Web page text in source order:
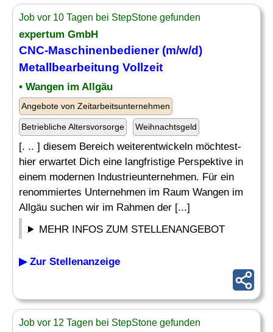
Job vor 10 Tagen bei StepStone gefunden
expertum GmbH
CNC-Maschinenbediener(m/w/d)
Metallbearbeitung Vollzeit
• Wangen im Allgäu
Angebote von Zeitarbeitsunternehmen
Betriebliche Altersvorsorge Weihnachtsgeld
[. .. ] diesem Bereich weiterentwickeln möchtest-
hier erwartet Dich eine langfristige Perspektive in
einem modernen Industrieunternehmen. Für ein
renommiertes Unternehmen im Raum Wangen im
Allgäu suchen wir im Rahmen der [...]
MEHR INFOS ZUM STELLENANGEBOT
▶ Zur Stellenanzeige
Job vor 12 Tagen bei StepStone gefunden